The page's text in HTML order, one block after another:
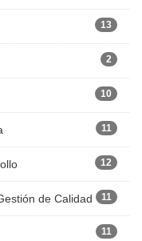
13
2
10
11
12
de Calidad 11
11